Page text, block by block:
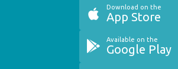
Download on the
App Store
Available on the
Google Play